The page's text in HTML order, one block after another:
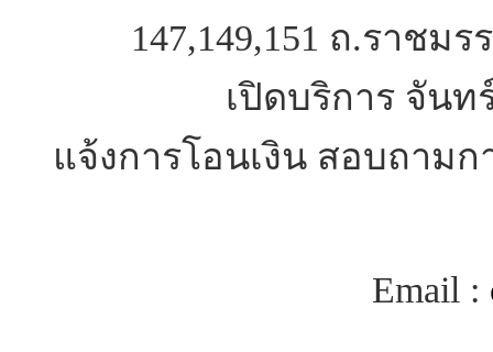
147,149,151 ถ.ราชม
เปิดบริการ จันท
แจ้งการโอนเงิน สอบถามก
Email :